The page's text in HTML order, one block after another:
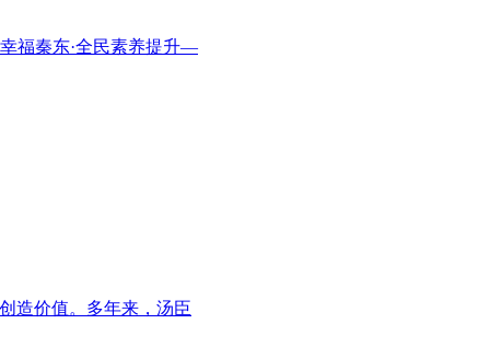
福秦东·全民素养提升—
造价值。多年来，汤臣